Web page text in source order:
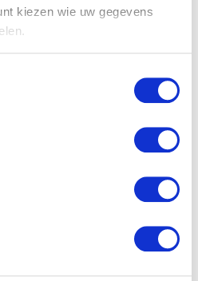
kiezen wie uw gegevens
over uw geografische
meter nauwkeurig kan zijn
eigenschappen (fingerprinting)
detailgedeeltein.
elk moment wijzigen of
content en advertenties te
voor social media te bieden